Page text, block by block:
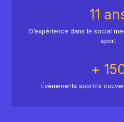
11
D’expérience dans le social
sport
+
Évènements sportifs